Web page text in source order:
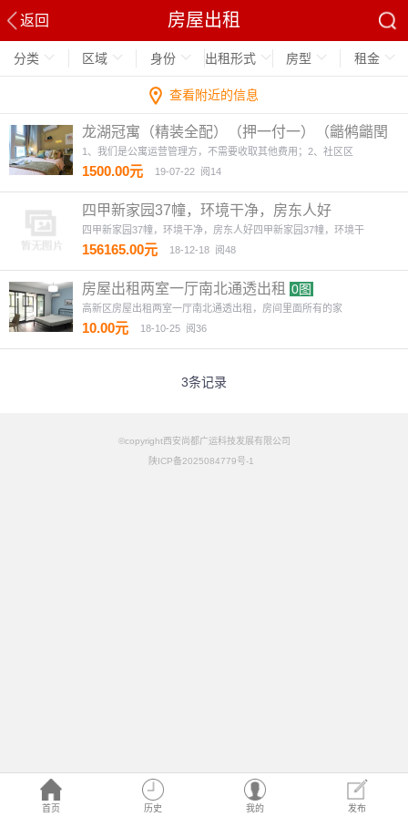
返回 房屋出租
首页 历史 我的 发布
分类 区域 身份 出租形式 房型 租金
查看附近的信息
龙湖冠寓（精装全配）（押一付一）（龤鸺龤閏
商圈对面）4图
1、我们是公寓运营管理方，不需要收取其他费用；2、社区区
1500.00元 19-07-22 阅14
四甲新家园37幢，环境干净，房东人好
四甲新家园37幢，环境干净，房东人好四甲新家园37幢，环境干
156165.00元 18-12-18 阅48
房屋出租两室一厅南北通透出租 0图
高新区房屋出租两室一厅南北通透出租，房间里面所有的家
10.00元 18-10-25 阅36
3条记录
©copyright西安尚都广运科技发展有限公司
陕ICP备2025084779号-1